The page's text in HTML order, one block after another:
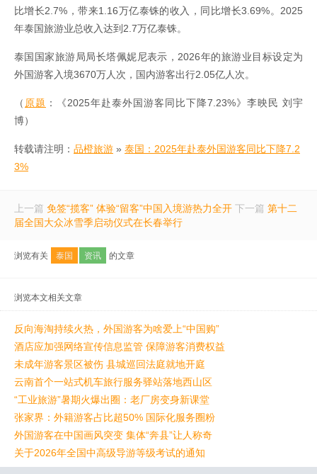
比增长2.7%，带来1.16万亿泰铢的收入，同比增长3.69%。2025
年泰国旅游业总收入达到2.7万亿泰铢。
泰国国家旅游局局长塔佩妮尼表示，2026年的旅游业目标设定为
外国游客入境3670万人次，国内游客出行2.05亿人次。
（ 原题 ：《2025年赴泰外国游客同比下降7.23%》李映民 刘宇
博）
转载请注明： 品橙旅游 » 泰国：2025年赴泰外国游客同比下降7.2
3%
上一篇 免签“揽客” 体验“留客”中国入境游热力全开 下一篇 第十二
届全国大众冰雪季启动仪式在长春举行
浏览有关 泰国 资讯 的文章
浏览本文相关文章
反向海淘持续火热，外国游客为啥爱上“中国购”
酒店应加强网络宣传信息监管 保障游客消费权益
未成年游客景区被伤 县城巡回法庭就地开庭
云南首个一站式机车旅行服务驿站落地西山区
“工业旅游”暑期火爆出圈：老厂房变身新课堂
张家界：外籍游客占比超50% 国际化服务圈粉
外国游客在中国画风突变 集体“奔县”让人称奇
关于2026年全国中高级导游等级考试的通知